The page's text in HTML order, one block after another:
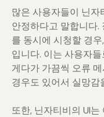
많은 사용자들이 닌
안정하다고 말합니다.
를 동시에 시청할 경
입니다. 이는 사용자
게다가 가끔씩 오류
경우도 있어서 실망감
또한, 닌자티비의 UI